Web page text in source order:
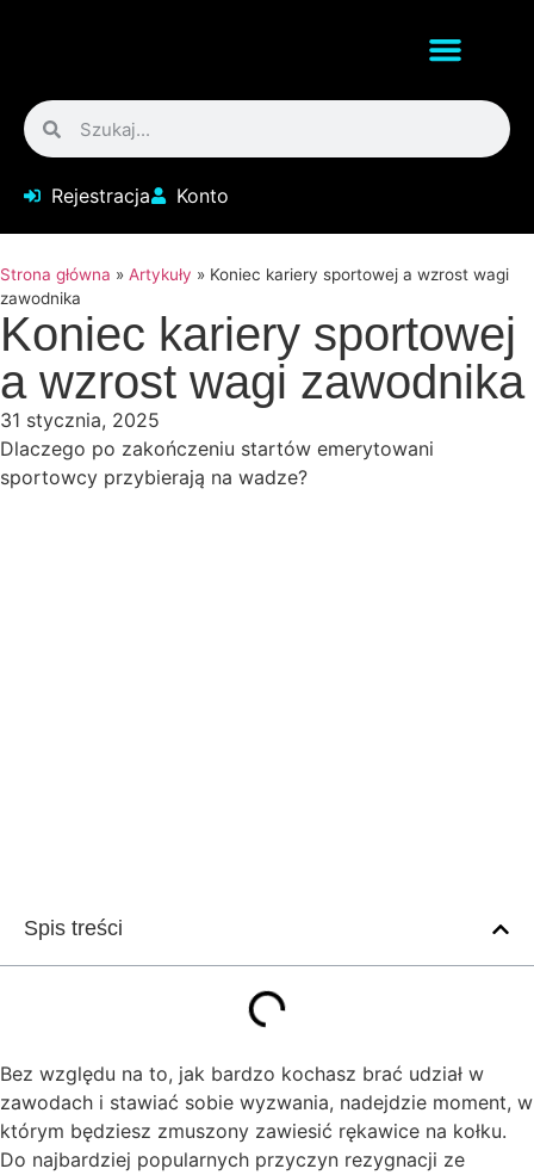
Rejestracja Konto
Strona główna » Artykuły » Koniec kariery sportowej a wzrost wagi
zawodnika
Koniec kariery sportowej
a wzrost wagi zawodnika
31 stycznia, 2025
Dlaczego po zakończeniu startów emerytowani
sportowcy przybierają na wadze?
Spis treści
Bez względu na to, jak bardzo kochasz brać udział w
zawodach i stawiać sobie wyzwania, nadejdzie moment, w
którym będziesz zmuszony zawiesić rękawice na kołku.
Do najbardziej popularnych przyczyn rezygnacji ze